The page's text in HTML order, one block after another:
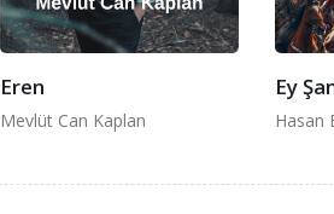
Eren
Mevlüt Can Kaplan
Ey
Hasan